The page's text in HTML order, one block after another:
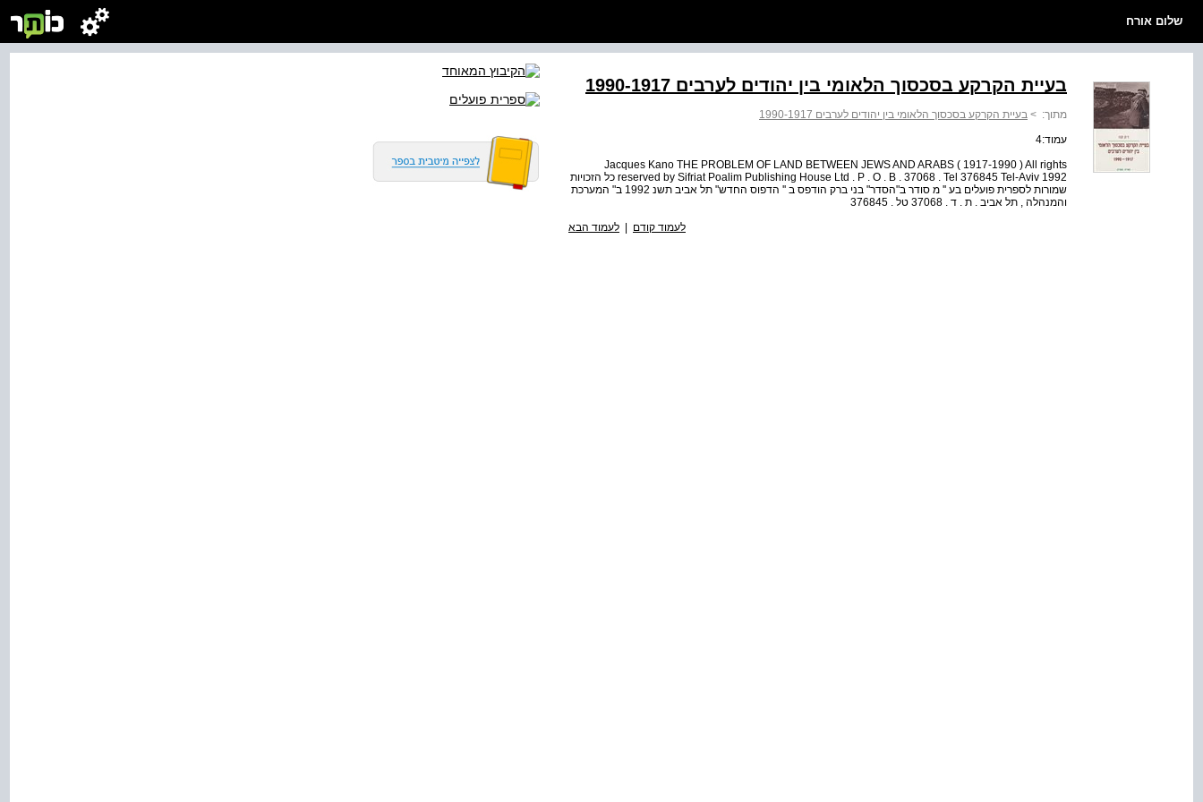
שלום אורח
בעיית הקרקע בסכסוך הלאומי בין יהודים לערבים ‭1990-1917‬
מתוך: > בעיית הקרקע בסכסוך הלאומי בין יהודים לערבים ‭1990-1917‬
עמוד:4
Jacques Kano THE PROBLEM OF LAND BETWEEN JEWS AND ARABS ( 1917-1990 ) All rights
reserved by Sifriat Poalim Publishing House Ltd . P . O . B . 37068 . Tel 376845 Tel-Aviv 1992 כל הזכויות
שמורות לספרית פועלים בע '' מ סודר ב"הסדר" בני ברק הודפס ב '' הדפוס החדש" תל אביב תשנ 1992 ב" המערכת
והמנהלה , תל אביב . ת . ד . 37068 טל . 376845
לעמוד קודם | לעמוד הבא